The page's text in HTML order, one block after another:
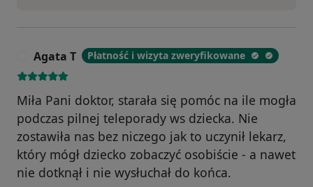
Agata T Płatność i wizyta zweryfikowane
Miła Pani doktor, starała się pomóc na ile mogła
podczas pilnej teleporady ws dziecka. Nie
zostawiła nas bez niczego jak to uczynił lekarz,
który mógł dziecko zobaczyć osobiście - a nawet
nie dotknął i nie wysłuchał do końca.